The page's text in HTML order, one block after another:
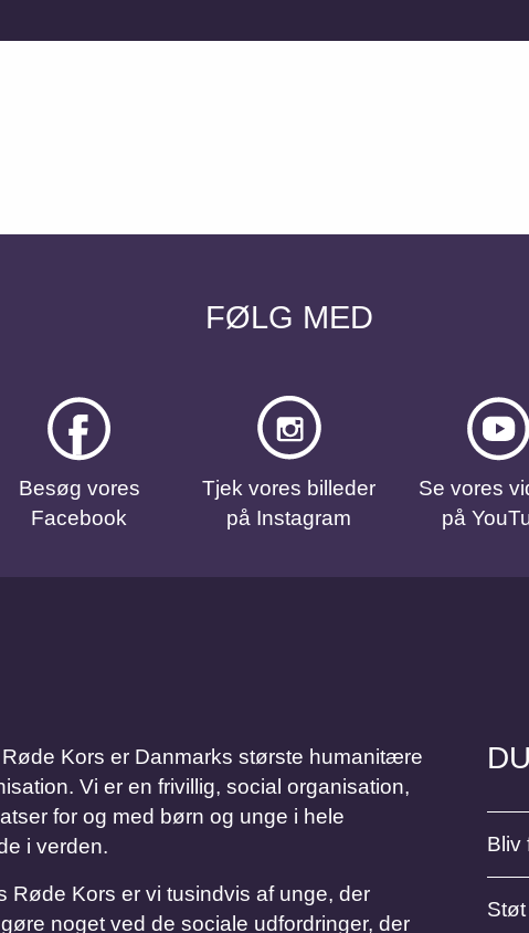
FØLG MED
Besøg vores
Facebook
Tjek vores billeder
på Instagram
Se vores
på
Kors er Danmarks største humanitære
Vi er en frivillig, social organisation,
for og med børn og unge i hele
i verden.
Røde Kors er vi tusindvis af unge, der
noget ved de sociale udfordringer, der
Bliv